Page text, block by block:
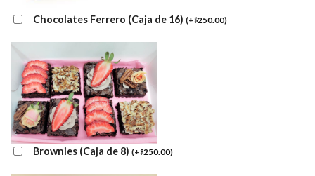
Chocolates Ferrero (Caja de 16) (+$250.00)
Brownies (Caja de 8) (+$250.00)